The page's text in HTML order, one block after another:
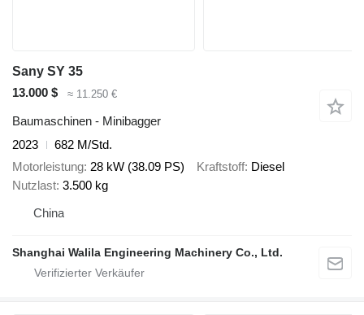
Sany SY 35
13.000 $
≈ 11.250 €
Baumaschinen - Minibagger
2023
682 M/Std.
Motorleistung 28 kW (38.09 PS) Kraftstoff Diesel
Nutzlast 3.500 kg
China
Shanghai Walila Engineering Machinery Co., Ltd.